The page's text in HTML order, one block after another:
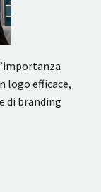
logo efficace,
di branding